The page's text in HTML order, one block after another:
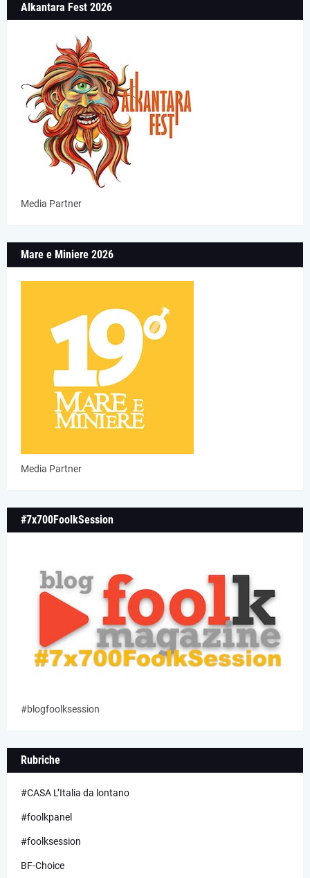
Alkantara Fest 2026
Media Partner
Mare e Miniere 2026
Media Partner
#7x700FoolkSession
#blogfoolksession
Rubriche
#CASA L’Italia da lontano
#foolkpanel
#foolksession
BF-Choice